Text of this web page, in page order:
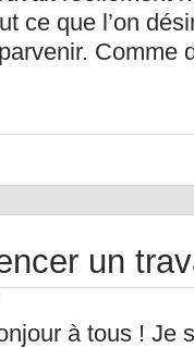
ce que l’on
Comme
un
à tous ! Je